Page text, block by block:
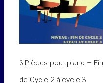
3 Pièces pour piano – Fin
de Cycle 2 à cycle 3